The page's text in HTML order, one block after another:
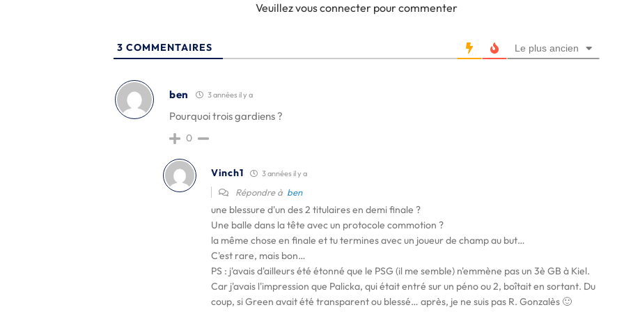
Veuillez vous connecter pour commenter
3 COMMENTAIRES Le plus ancien
ben 3 années il y a
Pourquoi trois gardiens ?
0
Vinch1 3 années il y a
Répondre à ben
une blessure d'un des 2 titulaires en demi finale ?
Une balle dans la tête avec un protocole commotion ?
la même chose en finale et tu termines avec un joueur de champ au but…
C'est rare, mais bon…
PS : j'avais d'ailleurs été étonné que le PSG (il me semble) n'emmène pas un 3è GB à Kiel.
Car j'avais l'impression que Palicka, qui était entré sur un péno ou 2, boîtait en sortant. Du
coup, si Green avait été transparent ou blessé… après, je ne suis pas R. Gonzalès 🙂